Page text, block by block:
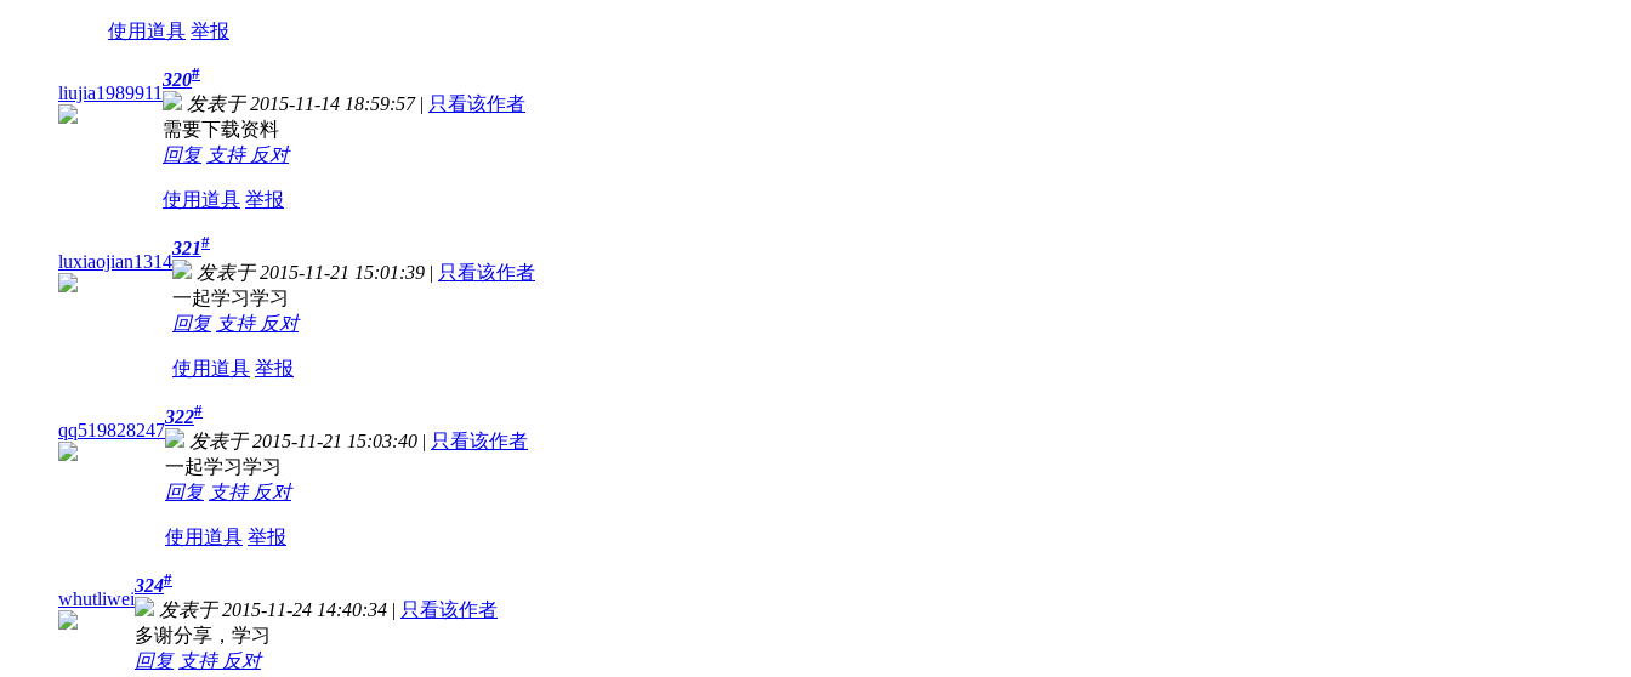
使用道具 举报
liujia1989911
320#
发表于 2015-11-14 18:59:57 | 只看该作者
需要下载资料
回复 支持 反对
使用道具 举报
luxiaojian1314
321#
发表于 2015-11-21 15:01:39 | 只看该作者
一起学习学习
回复 支持 反对
使用道具 举报
qq519828247
322#
发表于 2015-11-21 15:03:40 | 只看该作者
一起学习学习
回复 支持 反对
使用道具 举报
whutliwei
324#
发表于 2015-11-24 14:40:34 | 只看该作者
多谢分享，学习
回复 支持 反对